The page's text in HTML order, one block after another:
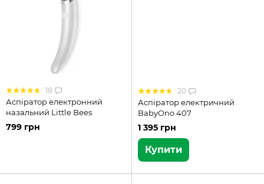
18
Аспіратор електронний
назальний Little Bees
799 грн
20
Аспіратор електричний
BabyOno 407
1 395 грн
Купити